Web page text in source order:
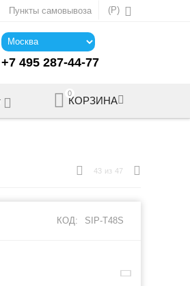
(Р)
Пункты самовывоза
+7 495 287-44-77
0
КОРЗИНА
43 из 47
КОД: SIP-T48S